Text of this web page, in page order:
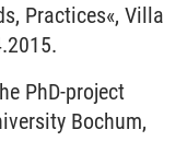
Practices«, Villa
PhD-project
Bochum,